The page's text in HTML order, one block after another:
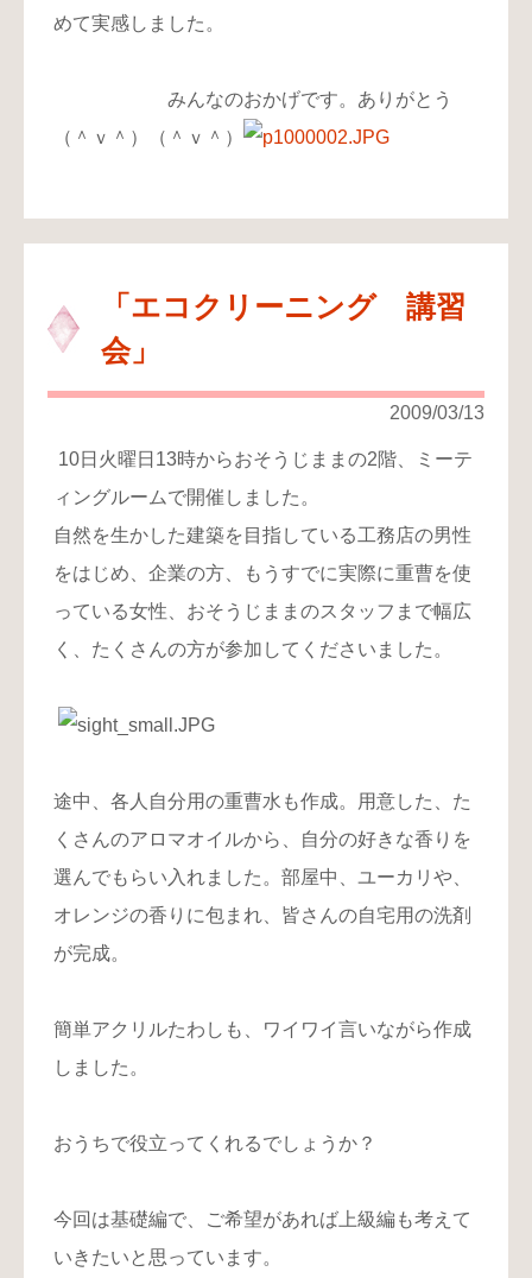
めて実感しました。
みんなのおかげです。ありがとう
（＾ｖ＾）（＾ｖ＾）
「エコクリーニング 講習
会」
2009/03/13
10日火曜日 13時からおそうじままの2階、ミーテ
ィングルームで開催しました。
自然を生かした建築を目指している工務店の男性
をはじめ、企業の方、もうすでに実際に重曹を使
っている女性、おそうじままのスタッフまで幅広
く、たくさんの方が参加してくださいました。
途中、各人自分用の重曹水も作成。用意した、た
くさんのアロマオイルから、自分の好きな香りを
選んでもらい入れました。部屋中、ユーカリや、
オレンジの香りに包まれ、皆さんの自宅用の洗剤
が完成。
簡単アクリルたわしも、ワイワイ言いながら作成
しました。
おうちで役立ってくれるでしょうか？
今回は基礎編で、ご希望があれば上級編も考えて
いきたいと思っています。